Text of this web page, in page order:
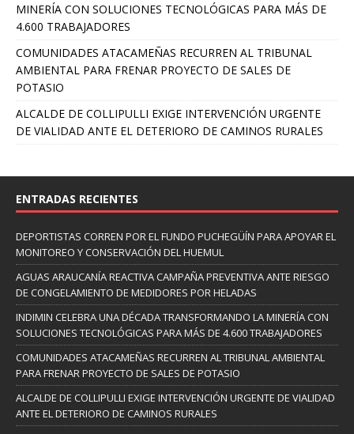
MINERÍA CON SOLUCIONES TECNOLÓGICAS PARA MÁS DE
4.600 TRABAJADORES
COMUNIDADES ATACAMEÑAS RECURREN AL TRIBUNAL
AMBIENTAL PARA FRENAR PROYECTO DE SALES DE
POTASIO
ALCALDE DE COLLIPULLI EXIGE INTERVENCIÓN URGENTE
DE VIALIDAD ANTE EL DETERIORO DE CAMINOS RURALES
ENTRADAS RECIENTES
DEPORTISTAS CORREN POR EL FUNDO PUCHEGÜÍN PARA APOYAR EL
MONITOREO Y CONSERVACIÓN DEL HUEMUL
AGUAS ARAUCANÍA REACTIVA CAMPAÑA PREVENTIVA ANTE RIESGO
DE CONGELAMIENTO DE MEDIDORES POR HELADAS
INDIMIN CELEBRA UNA DÉCADA TRANSFORMANDO LA MINERÍA CON
SOLUCIONES TECNOLÓGICAS PARA MÁS DE 4.600 TRABAJADORES
COMUNIDADES ATACAMEÑAS RECURREN AL TRIBUNAL AMBIENTAL
PARA FRENAR PROYECTO DE SALES DE POTASIO
ALCALDE DE COLLIPULLI EXIGE INTERVENCIÓN URGENTE DE VIALIDAD
ANTE EL DETERIORO DE CAMINOS RURALES